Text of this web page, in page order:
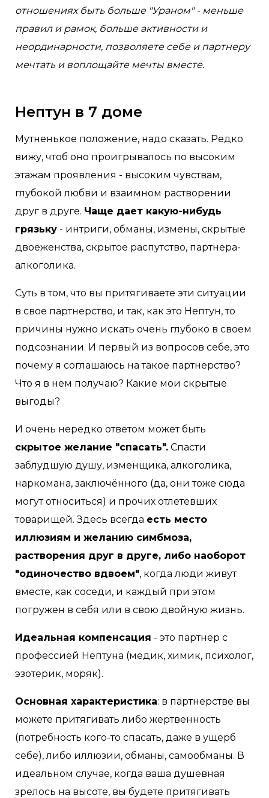
отношениях быть больше "Ураном" - меньше
правил и рамок, больше активности и
неординарности, позволяете себе и партнеру
мечтать и воплощайте мечты вместе.
Нептун в 7 доме
Мутненькое положение, надо сказать. Редко
вижу, чтоб оно проигрывалось по высоким
этажам проявления - высоким чувствам,
глубокой любви и взаимном растворении
друг в друге. Чаще дает какую-нибудь
грязьку - интриги, обманы, измены, скрытые
двоеженства, скрытое распутство, партнера-
алкоголика.
Суть в том, что вы притягиваете эти ситуации
в свое партнерство, и так, как это Нептун, то
причины нужно искать очень глубоко в своем
подсознании. И первый из вопросов себе, это
почему я соглашаюсь на такое партнерство?
Что я в нем получаю? Какие мои скрытые
выгоды?
И очень нередко ответом может быть
скрытое желание "спасать". Спасти
заблудшую душу, изменщика, алкоголика,
наркомана, заключённого (да, они тоже сюда
могут относиться) и прочих отлетевших
товарищей. Здесь всегда есть место
иллюзиям и желанию симбмоза,
растворения друг в друге, либо наоборот
"одиночество вдвоем", когда люди живут
вместе, как соседи, и каждый при этом
погружен в себя или в свою двойную жизнь.
Идеальная компенсация - это партнер с
профессией Нептуна (медик, химик, психолог,
эзотерик, моряк).
Основная характеристика: в партнерстве вы
можете притягивать либо жертвенность
(потребность кого-то спасать, даже в ущерб
себе), либо иллюзии, обманы, самообманы. В
идеальном случае, когда ваша душевная
зрелось на высоте, вы будете притягивать